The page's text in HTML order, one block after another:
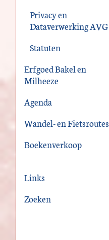
Privacy en
Dataverwerking AVG
Statuten
Erfgoed Bakel en
Milheeze
Agenda
Wandel- en Fietsroutes
Boekenverkoop
Links
Zoeken